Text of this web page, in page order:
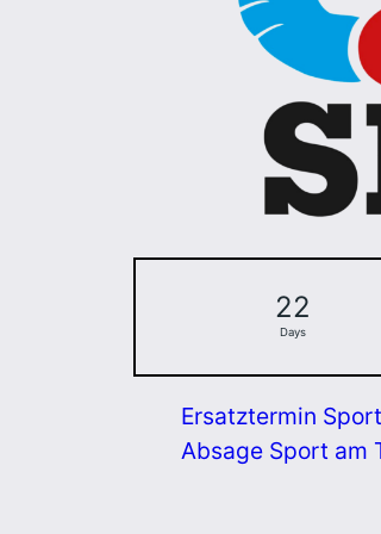
22
Days
Ersatztermin
Absage Sport am